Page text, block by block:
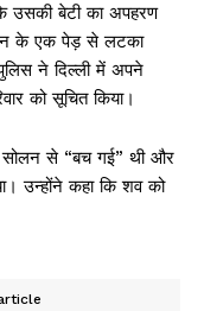
उसकी बेटी का अपहरण
के एक पेड़ से लटका
ने दिल्ली में अपने
को सूचित किया।
सोलन से “बच गई” थी और
उन्होंने कहा कि शव को